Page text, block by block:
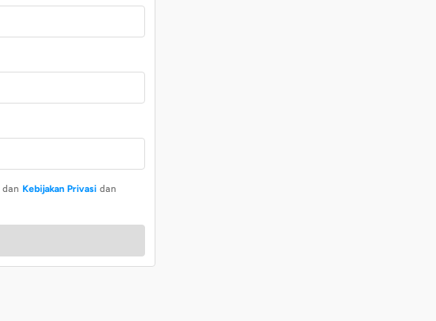
dan Kebijakan Privasi dan